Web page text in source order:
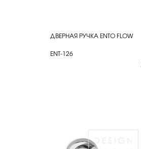
КУПИТЬ
ДВЕРНАЯ РУЧКА ENTO FLOW
ENT-126